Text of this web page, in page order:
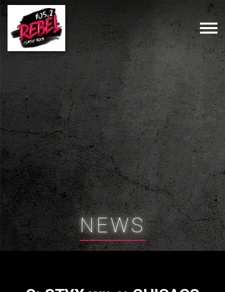
NEWS